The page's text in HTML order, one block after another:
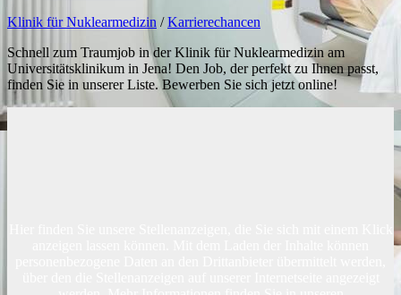
Klinik für Nuklearmedizin /Karrierechancen
Schnell zum Traumjob in der Klinik für Nuklearmedizin am
Universitätsklinikum in Jena! Den Job, der perfekt zu Ihnen passt,
finden Sie in unserer Liste. Bewerben Sie sich jetzt online!